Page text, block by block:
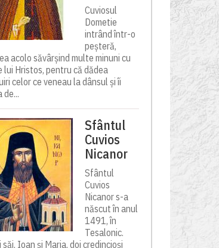
Cuviosul
Dometie
intrând într-o
peșteră,
acolo săvârșind multe minuni cu
lui Hristos, pentru că dădea
celor ce veneau la dânsul și îi
de...
Sfântul
Cuvios
Nicanor
Sfântul
Cuvios
Nicanor s-a
născut în anul
1491, în
Tesalonic.
săi, Ioan și Maria, doi credincioși